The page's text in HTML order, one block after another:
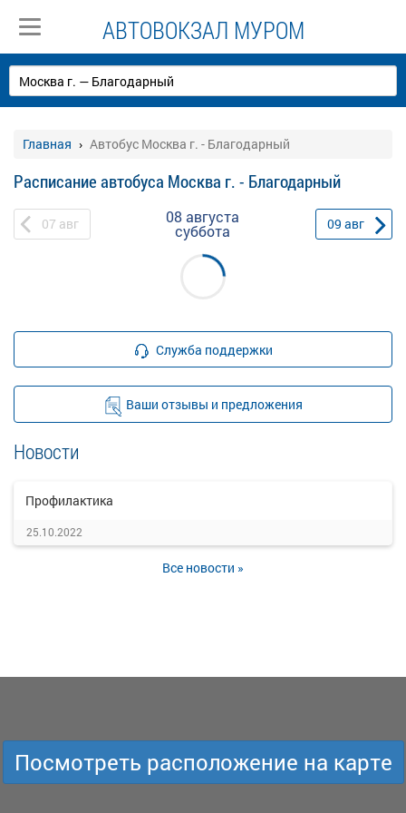
АВТОВОКЗАЛ МУРОМ
Главная Автобус Москва г. - Благодарный
Расписание автобуса Москва г. - Благодарный
07 авг 08 августа
суббота 09 авг
Служба поддержки
Ваши отзывы и предложения
Новости
Профилактика
25.10.2022
Все новости »
Посмотреть расположение на карте